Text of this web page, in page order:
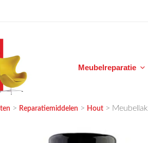
Meubelreparatie
> Reparatiemiddelen > Hout > Meubellak